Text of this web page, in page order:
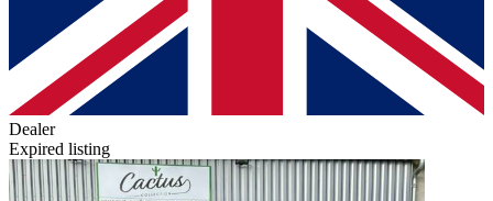
Dealer
Expired listing